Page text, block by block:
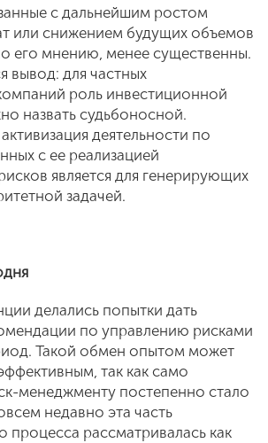
с дальнейшим ростом
или снижением будущих объемов
его мнению, менее существенны.
вывод: для частных
роль инвестиционной
назвать судьбоносной.
деятельности по
с ее реализацией
является для генерирующих
задачей.
делались попытки дать
по управлению рисками
Такой обмен опытом может
так как само
менеджменту постепенно стало
недавно эта часть
процесса рассматривалась как